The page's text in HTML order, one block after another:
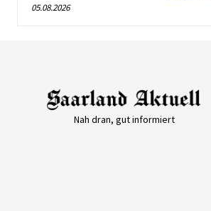
05.08.2026
Nah dran, gut informiert